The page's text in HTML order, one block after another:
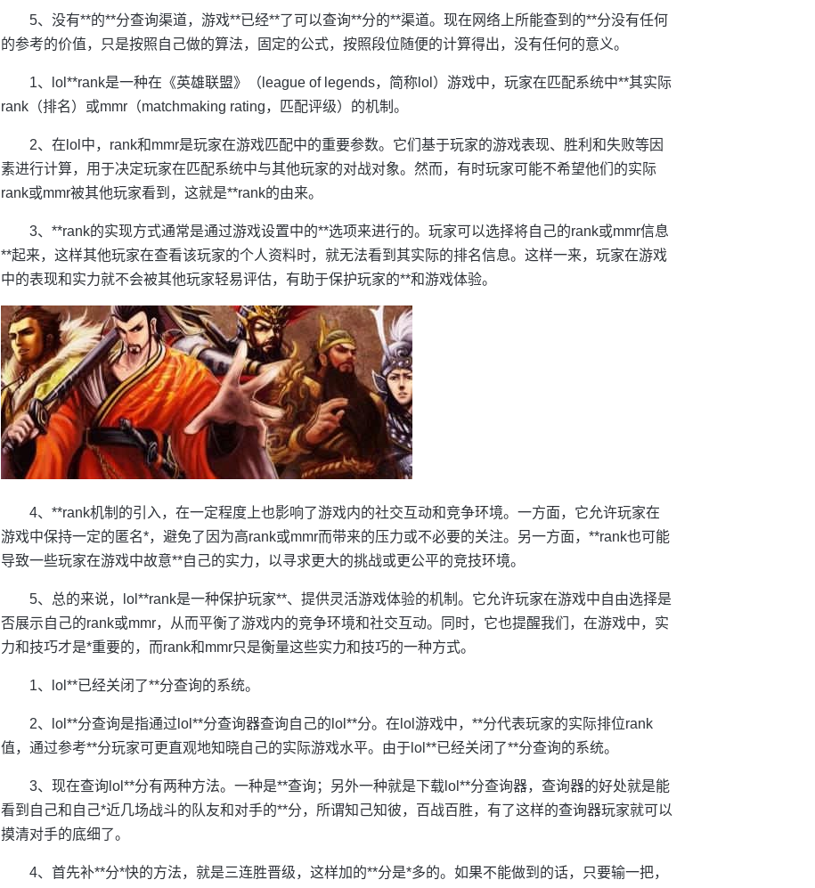
5、没有**的**分查询渠道，游戏**已经**了可以查询**分的**渠道。现在网络上所能查到的**分没有任何
的参考的价值，只是按照自己做的算法，固定的公式，按照段位随便的计算得出，没有任何的意义。
1、lol**rank是一种在《英雄联盟》（league of legends，简称lol）游戏中，玩家在匹配系统中**其实际
rank（排名）或mmr（matchmaking rating，匹配评级）的机制。
2、在lol中，rank和mmr是玩家在游戏匹配中的重要参数。它们基于玩家的游戏表现、胜利和失败等因
素进行计算，用于决定玩家在匹配系统中与其他玩家的对战对象。然而，有时玩家可能不希望他们的实际
rank或mmr被其他玩家看到，这就是**rank的由来。
3、**rank的实现方式通常是通过游戏设置中的**选项来进行的。玩家可以选择将自己的rank或mmr信息
**起来，这样其他玩家在查看该玩家的个人资料时，就无法看到其实际的排名信息。这样一来，玩家在游戏
中的表现和实力就不会被其他玩家轻易评估，有助于保护玩家的**和游戏体验。
4、**rank机制的引入，在一定程度上也影响了游戏内的社交互动和竞争环境。一方面，它允许玩家在
游戏中保持一定的匿名*，避免了因为高rank或mmr而带来的压力或不必要的关注。另一方面，**rank也可能
导致一些玩家在游戏中故意**自己的实力，以寻求更大的挑战或更公平的竞技环境。
5、总的来说，lol**rank是一种保护玩家**、提供灵活游戏体验的机制。它允许玩家在游戏中自由选择是
否展示自己的rank或mmr，从而平衡了游戏内的竞争环境和社交互动。同时，它也提醒我们，在游戏中，实
力和技巧才是*重要的，而rank和mmr只是衡量这些实力和技巧的一种方式。
1、lol**已经关闭了**分查询的系统。
2、lol**分查询是指通过lol**分查询器查询自己的lol**分。在lol游戏中，**分代表玩家的实际排位rank
值，通过参考**分玩家可更直观地知晓自己的实际游戏水平。由于lol**已经关闭了**分查询的系统。
3、现在查询lol**分有两种方法。一种是**查询；另外一种就是下载lol**分查询器，查询器的好处就是能
看到自己和自己*近几场战斗的队友和对手的**分，所谓知己知彼，百战百胜，有了这样的查询器玩家就可以
摸清对手的底细了。
4、首先补**分*快的方法，就是三连胜晋级，这样加的**分是*多的。如果不能做到的话，只要输一把，